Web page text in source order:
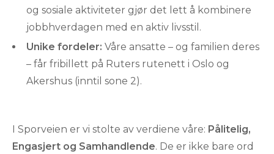
og sosiale aktiviteter gjør det lett å kombinere
jobbhverdagen med en aktiv livsstil.
Unike fordeler: Våre ansatte – og familien deres
– får fribillett på Ruters rutenett i Oslo og
Akershus (inntil sone 2).
I Sporveien er vi stolte av verdiene våre: Pålitelig,
Engasjert og Samhandlende. De er ikke bare ord